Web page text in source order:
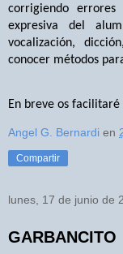
corrigiendo
expresiva del
vocalización,
conocer métodos
En breve os facilitaré
Angel G. Bernardi en
Compartir
lunes, 17 de junio de
GARBANCITO